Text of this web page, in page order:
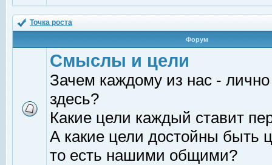
Точка роста
Форум
Смыслы и цели
Зачем каждому из нас -
здесь?
Какие цели каждый ставит
А какие цели достойны быть
то есть нашими общими?